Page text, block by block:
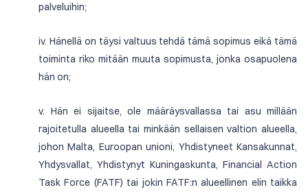
palveluihin;
iv. Hänellä on täysi valtuus tehdä tämä sopimus eikä tämä
toiminta riko mitään muuta sopimusta, jonka osapuolena
hän on;
v. Hän ei sijaitse, ole määräysvallassa tai asu millään
rajoitetulla alueella tai minkään sellaisen valtion alueella,
johon Malta, Euroopan unioni, Yhdistyneet Kansakunnat,
Yhdysvallat, Yhdistynyt Kuningaskunta, Financial Action
Task Force (FATF) tai jokin FATF:n alueellinen elin taikka